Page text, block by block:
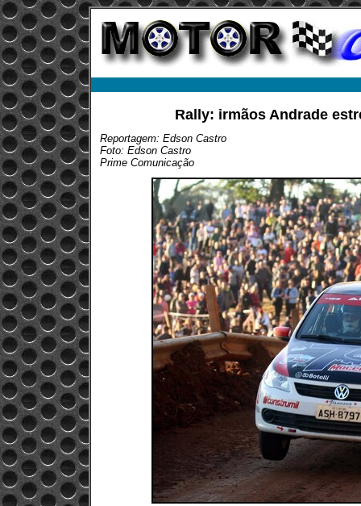
Rally: irmãos Andrade
Reportagem: Edson Castro
Foto: Edson Castro
Prime Comunicação